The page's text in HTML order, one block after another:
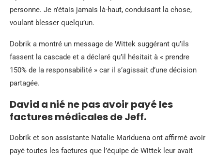
personne. Je n’étais jamais là-haut, conduisant la chose,
voulant blesser quelqu’un.
Dobrik a montré un message de Wittek suggérant qu’ils
fassent la cascade et a déclaré qu’il hésitait à « prendre
150% de la responsabilité » car il s’agissait d’une décision
partagée.
David a nié ne pas avoir payé les
factures médicales de Jeff.
Dobrik et son assistante Natalie Mariduena ont affirmé avoir
payé toutes les factures que l’équipe de Wittek leur avait